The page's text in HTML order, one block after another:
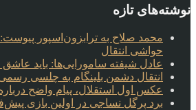
نوشته‌های تازه
محمد صلاح به ترابزون‌اسپور پیوست:
حواشی انتقال
عادل شیفته سامورایی‌ها: باید عاشق
انتقال دشمن بلینگام به چلسی
عکس اول استقلال، پیام واضح
برد پرگل نساجی در اولین بازی